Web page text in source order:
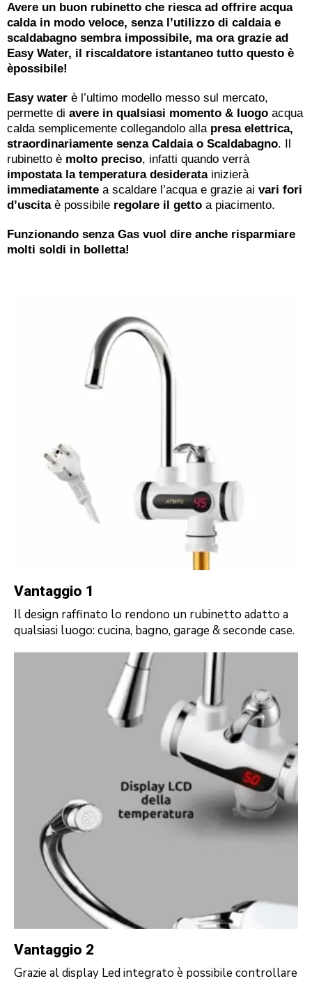
Avere un buon rubinetto che riesca ad offrire acqua
calda in modo veloce, senza l’utilizzo di caldaia e
scaldabagno sembra impossibile, ma ora grazie ad
Easy Water, il riscaldatore istantaneo tutto questo è
èpossibile!
Easy water è l’ultimo modello messo sul mercato,
permette di avere in qualsiasi momento & luogo acqua
calda semplicemente collegandolo alla presa elettrica,
straordinariamente senza Caldaia o Scaldabagno. Il
rubinetto è molto preciso, infatti quando verrà
impostata la temperatura desideratainizierà
immediatamente a scaldare l’acqua e grazie ai vari fori
d’uscitaè possibile regolare il getto a piacimento.
Funzionando senza Gas vuol dire anche risparmiare
molti soldi in bolletta!
Vantaggio 1
Il design raffinato lo rendono un rubinetto adatto a
qualsiasi luogo: cucina, bagno, garage & seconde case.
Vantaggio 2
Grazie al display Led integrato è possibile controllare